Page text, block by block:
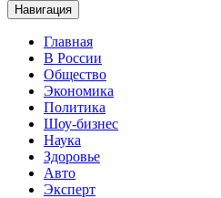
Навигация
Главная
В России
Общество
Экономика
Политика
Шоу-бизнес
Наука
Здоровье
Авто
Эксперт